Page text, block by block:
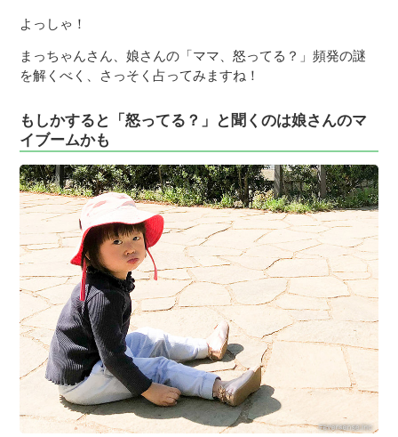
よっしゃ！
まっちゃんさん、娘さんの「ママ、怒ってる？」頻発の謎
を解くべく、さっそく占ってみますね！
もしかすると「怒ってる？」と聞くのは娘さんのマ
イブームかも